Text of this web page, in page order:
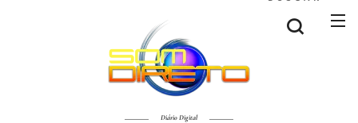
Diário Digital